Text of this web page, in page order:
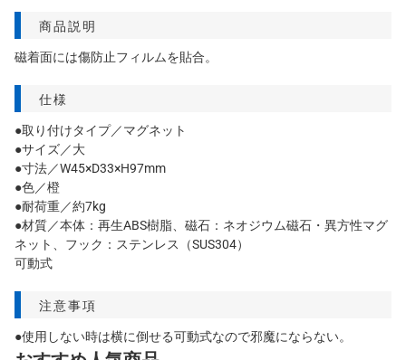
商品説明
磁着面には傷防止フィルムを貼合。
仕様
●取り付けタイプ／マグネット
●サイズ／大
●寸法／W45×D33×H97mm
●色／橙
●耐荷重／約7kg
●材質／本体：再生ABS樹脂、磁石：ネオジウム磁石・異方性マグ
ネット、フック：ステンレス（SUS304）
可動式
注意事項
●使用しない時は横に倒せる可動式なので邪魔にならない。